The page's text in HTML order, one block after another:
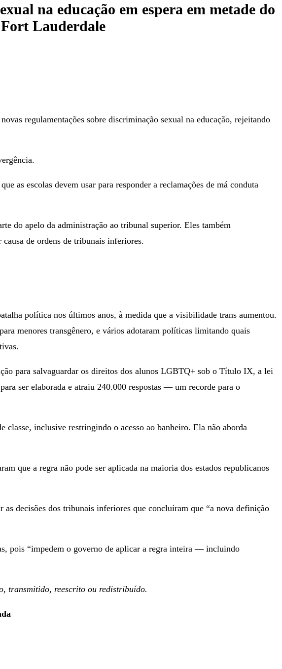
na educação em espera em metade do
Lauderdale
regulamentações sobre discriminação sexual na educação, rejeitando
as escolas devem usar para responder a reclamações de má conduta
do apelo da administração ao tribunal superior. Eles também
de ordens de tribunais inferiores.
política nos últimos anos, à medida que a visibilidade trans aumentou.
menores transgênero, e vários adotaram políticas limitando quais
para salvaguardar os direitos dos alunos LGBTQ+ sob o Título IX, a lei
ser elaborada e atraiu 240.000 respostas — um recorde para o
classe, inclusive restringindo o acesso ao banheiro. Ela não aborda
que a regra não pode ser aplicada na maioria dos estados republicanos
as decisões dos tribunais inferiores que concluíram que “a nova definição
pois “impedem o governo de aplicar a regra inteira — incluindo
transmitido, reescrito ou redistribuído.